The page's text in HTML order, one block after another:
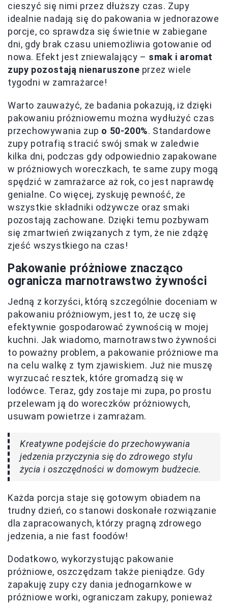
cieszyć się nimi przez dłuższy czas. Zupy
idealnie nadają się do pakowania w jednorazowe
porcje, co sprawdza się świetnie w zabiegane
dni, gdy brak czasu uniemożliwia gotowanie od
nowa. Efekt jest zniewalający – smak i aromat
zupy pozostają nienaruszone przez wiele
tygodni w zamrażarce!
Warto zauważyć, że badania pokazują, iż dzięki
pakowaniu próżniowemu można wydłużyć czas
przechowywania zup o 50-200%. Standardowe
zupy potrafią stracić swój smak w zaledwie
kilka dni, podczas gdy odpowiednio zapakowane
w próżniowych woreczkach, te same zupy mogą
spędzić w zamrażarce aż rok, co jest naprawdę
genialne. Co więcej, zyskuję pewność, że
wszystkie składniki odżywcze oraz smaki
pozostają zachowane. Dzięki temu pozbywam
się zmartwień związanych z tym, że nie zdążę
zjeść wszystkiego na czas!
Pakowanie próżniowe znacząco
ogranicza marnotrawstwo żywności
Jedną z korzyści, którą szczególnie doceniam w
pakowaniu próżniowym, jest to, że uczę się
efektywnie gospodarować żywnością w mojej
kuchni. Jak wiadomo, marnotrawstwo żywności
to poważny problem, a pakowanie próżniowe ma
na celu walkę z tym zjawiskiem. Już nie muszę
wyrzucać resztek, które gromadzą się w
lodówce. Teraz, gdy zostaje mi zupa, po prostu
przelewam ją do woreczków próżniowych,
usuwam powietrze i zamrażam.
Kreatywne podejście do przechowywania
jedzenia przyczynia się do zdrowego stylu
życia i oszczędności w domowym budżecie.
Każda porcja staje się gotowym obiadem na
trudny dzień, co stanowi doskonałe rozwiązanie
dla zapracowanych, którzy pragną zdrowego
jedzenia, a nie fast foodów!
Dodatkowo, wykorzystując pakowanie
próżniowe, oszczędzam także pieniądze. Gdy
zapakuję zupy czy dania jednogarnkowe w
próżniowe worki, ograniczam zakupy, ponieważ